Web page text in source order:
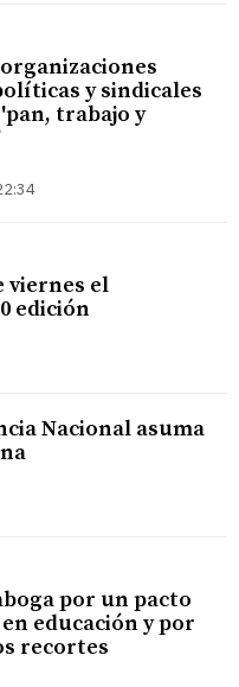
organizaciones
y sindicales
trabajo y
viernes el
edición
Nacional asuma
por un pacto
educación y por
recortes